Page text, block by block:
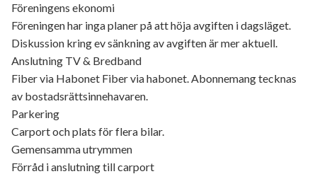
Föreningens ekonomi
Föreningen har inga planer på att höja avgiften i dagsläget.
Diskussion kring ev sänkning av avgiften är mer aktuell.
Anslutning TV & Bredband
Fiber via Habonet Fiber via habonet. Abonnemang tecknas
av bostadsrättsinnehavaren.
Parkering
Carport och plats för flera bilar.
Gemensamma utrymmen
Förråd i anslutning till carport